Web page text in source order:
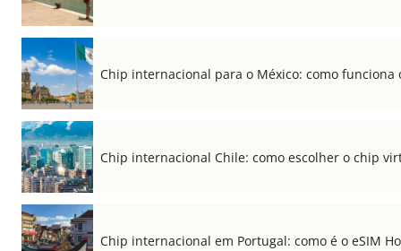
Chip internacional para o México: como funciona
Chip internacional Chile: como escolher o chip
Chip internacional em Portugal: como é o eSIM